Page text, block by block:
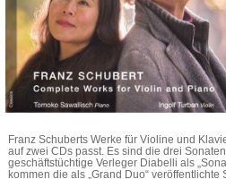
Franz Schuberts Werke für Violine und
auf zwei CDs passt. Es sind die drei
geschäftstüchtige Verleger Diabelli als
kommen die als „Grand Duo“ veröffentlichte